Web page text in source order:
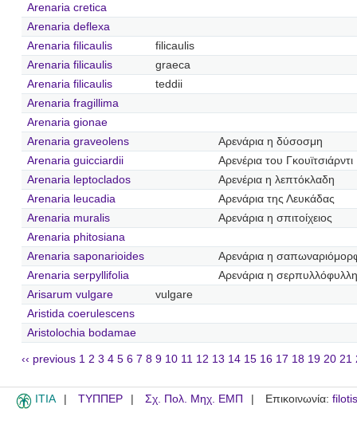
Arenaria cretica
Arenaria deflexa
Arenaria filicaulis
filicaulis
Arenaria filicaulis
graeca
Arenaria filicaulis
teddii
Arenaria fragillima
Arenaria gionae
Arenaria graveolens
Αρενάρια η δύσοσμη
Arenaria guicciardii
Αρενέρια του Γκουϊτσιάρντι
Arenaria leptoclados
Αρενέρια η λεπτόκλαδη
Arenaria leucadia
Αρενάρια της Λευκάδας
Arenaria muralis
Αρενάρια η σπιτοίχειος
Arenaria phitosiana
Arenaria saponarioides
Αρενάρια η
Arenaria serpyllifolia
Αρενάρια η σερπυλλόφυλλη
Arisarum vulgare
vulgare
Aristida coerulescens
Aristolochia bodamae
‹‹ previous 1 2 3 4 5 6 7 8 9 10 11 12 13 14 15 16 17 18 19 20 21
ITIA ΤΥΠΠΕΡ Σχ. Πολ. Μηχ. ΕΜΠ Επικοινωνία: